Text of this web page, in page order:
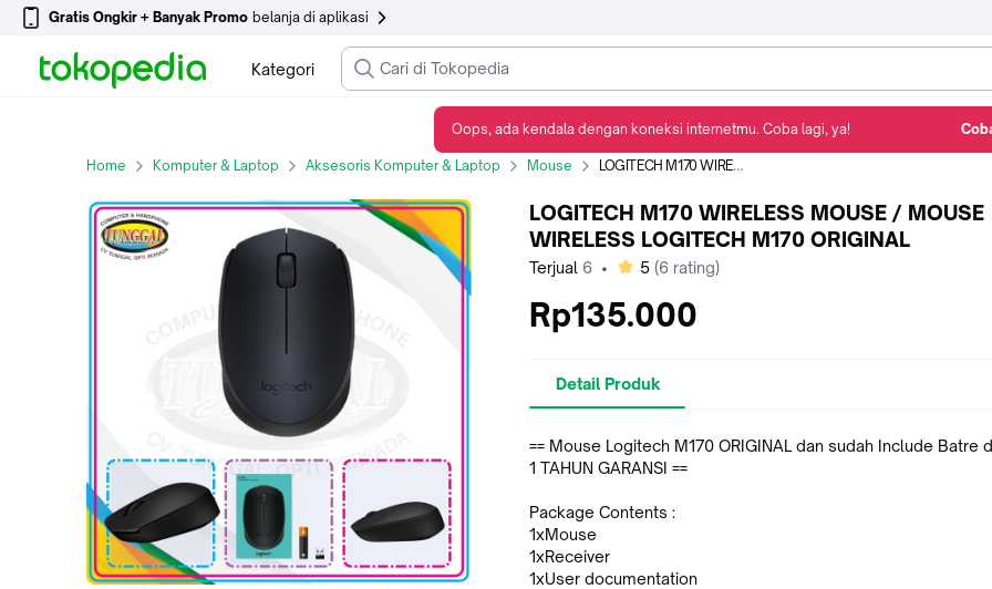
Gratis Ongkir + Banyak Promo belanja di aplikasi
Kategori
Home Komputer & Laptop Aksesoris Komputer & Laptop Mouse LOGITECH M170 WIRELESS MOUSE / MOUSE WIRELESS LOGITECH M170 ORIGINAL
LOGITECH M170 WIRELESS MOUSE / MOUSE
WIRELESS LOGITECH M170 ORIGINAL
Terjual 6 • bintang
5 (6 rating)
Rp135.000
Detail Produk
== Mouse Logitech M170 ORIGINAL dan sudah Include Batre
1 TAHUN GARANSI ==
Package Contents :
1xMouse
1xReceiver
1xUser documentation
Oops, ada kendala dengan koneksi internetmu. Coba lagi, ya!